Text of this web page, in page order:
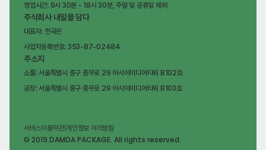
영업시간: 9시 30분 - 18시 30분, 주말 및 공휴일 제외
주식회사 내일을 담다
대표자: 전국은
사업자등록번호: 353-87-02484
주소지
쇼룸: 서울특별시 중구 충무로 29 아시아미디어타워 B102호
공장: 서울특별시 중구 충무로 29 아시아미디어타워 B103호
서비스이용약관| 개인정보 처리방침
© 2019 DAMDA PACKAGE. All rights reserved.